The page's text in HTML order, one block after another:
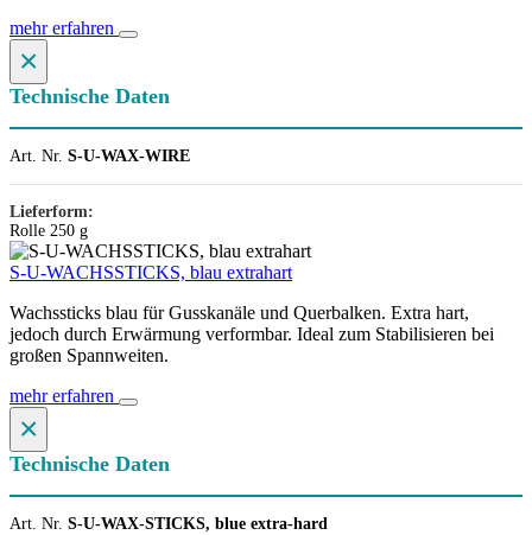
mehr erfahren
×
Technische Daten
Art. Nr. S-U-WAX-WIRE
Lieferform:
Rolle 250 g
S-U-WACHSSTICKS, blau extrahart
Wachssticks blau für Gusskanäle und Querbalken. Extra hart,
jedoch durch Erwärmung verformbar. Ideal zum Stabilisieren bei
großen Spannweiten.
mehr erfahren
×
Technische Daten
Art. Nr. S-U-WAX-STICKS, blue extra-hard